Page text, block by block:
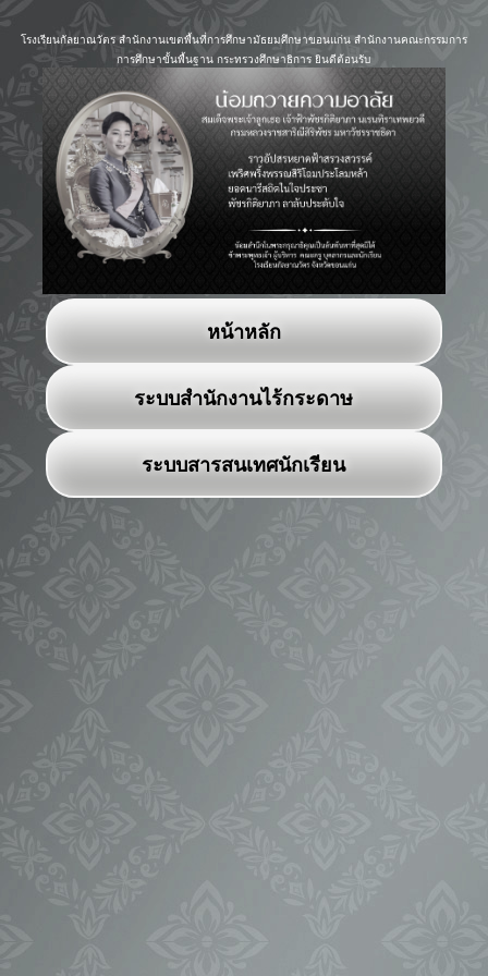
โรงเรียนกัลยาณวัตร สำนักงานเขตพื้นที่การศึกษามัธยมศึกษาขอนแก่น สำนักงานคณะกรรมการ
การศึกษาขั้นพื้นฐาน กระทรวงศึกษาธิการ ยินดีต้อนรับ
หน้าหลัก
ระบบสำนักงานไร้กระดาษ
ระบบสารสนเทศนักเรียน